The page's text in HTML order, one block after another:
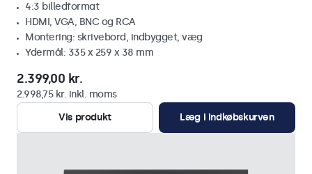
4:3 billedformat
HDMI, VGA, BNC og RCA
Montering: skrivebord, indbygget, væg
Ydermål: 335 x 259 x 38 mm
2.399,00 kr.
2.998,75 kr. inkl. moms
Vis produkt
Læg i indkøbskurven